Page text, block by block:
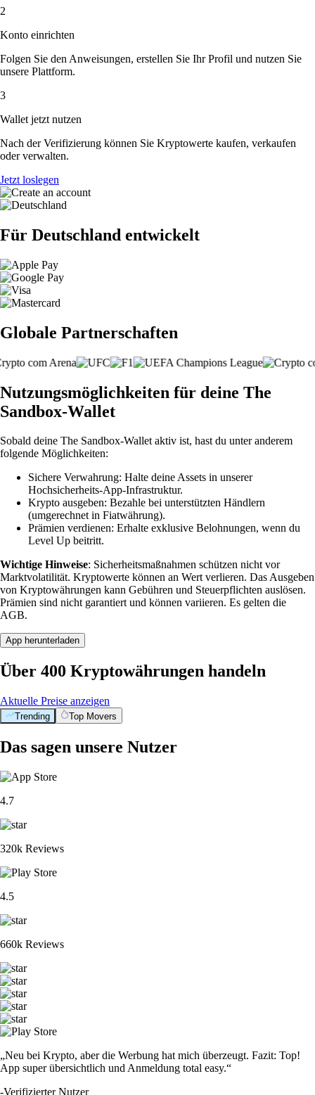
2
Konto einrichten
Folgen Sie den Anweisungen, erstellen Sie Ihr Profil und nutzen Sie
unsere Plattform.
3
Wallet jetzt nutzen
Nach der Verifizierung können Sie Kryptowerte kaufen, verkaufen
oder verwalten.
Jetzt loslegen
Für Deutschland entwickelt
Globale Partnerschaften
Nutzungsmöglichkeiten für deine The
Sandbox-Wallet
Sobald deine The Sandbox-Wallet aktiv ist, hast du unter anderem
folgende Möglichkeiten:
Sichere Verwahrung: Halte deine Assets in unserer
Hochsicherheits-App-Infrastruktur.
Krypto ausgeben: Bezahle bei unterstützten Händlern
(umgerechnet in Fiatwährung).
Prämien verdienen: Erhalte exklusive Belohnungen, wenn du
Level Up beitritt.
Wichtige Hinweise: Sicherheitsmaßnahmen schützen nicht vor
Marktvolatilität. Kryptowerte können an Wert verlieren. Das Ausgeben
von Kryptowährungen kann Gebühren und Steuerpflichten auslösen.
Prämien sind nicht garantiert und können variieren. Es gelten die
AGB.
App herunterladen
Über 400 Kryptowährungen handeln
Aktuelle Preise anzeigen
Trending Top Movers
Das sagen unsere Nutzer
4.7
320k Reviews
4.5
660k Reviews
„Neu bei Krypto, aber die Werbung hat mich überzeugt. Fazit: Top!
App super übersichtlich und Anmeldung total easy.“
-Verifizierter Nutzer